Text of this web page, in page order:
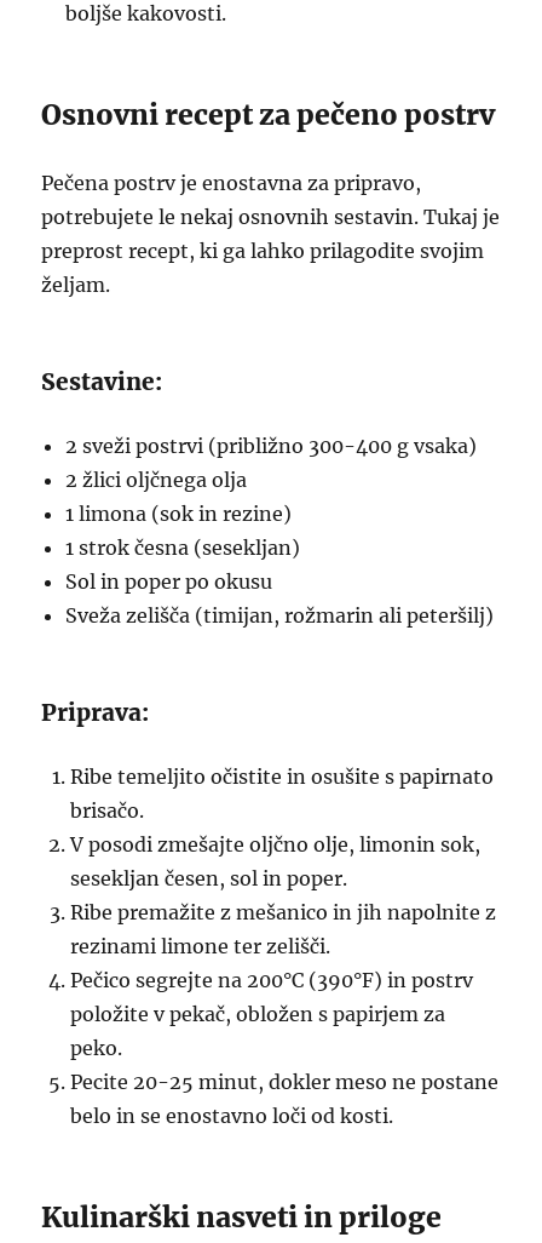
boljše kakovosti.
Osnovni recept za pečeno postrv
Pečena postrv je enostavna za pripravo,
potrebujete le nekaj osnovnih sestavin. Tukaj je
preprost recept, ki ga lahko prilagodite svojim
željam.
Sestavine:
2 sveži postrvi (približno 300-400 g vsaka)
2 žlici oljčnega olja
1 limona (sok in rezine)
1 strok česna (sesekljan)
Sol in poper po okusu
Sveža zelišča (timijan, rožmarin ali peteršilj)
Priprava:
Ribe temeljito očistite in osušite s papirnato
brisačo.
V posodi zmešajte oljčno olje, limonin sok,
sesekljan česen, sol in poper.
Ribe premažite z mešanico in jih napolnite z
rezinami limone ter zelišči.
Pečico segrejte na 200°C (390°F) in postrv
položite v pekač, obložen s papirjem za
peko.
Pecite 20-25 minut, dokler meso ne postane
belo in se enostavno loči od kosti.
Kulinarški nasveti in priloge